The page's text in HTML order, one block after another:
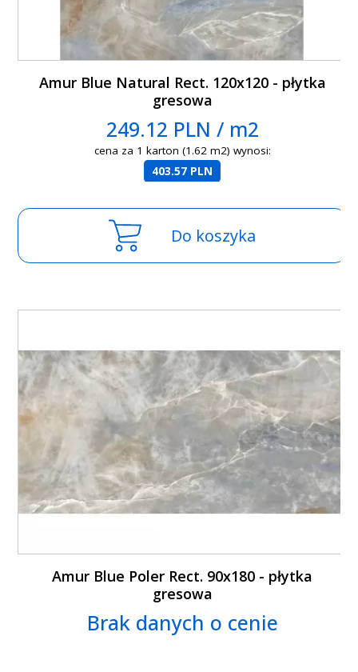
Amur Blue Natural Rect. 120x120 - płytka
gresowa
249.12 PLN / m2
cena za 1 karton (1.62 m2) wynosi:
403.57 PLN
Do koszyka
Amur Blue Poler Rect. 90x180 - płytka
gresowa
Brak danych o cenie